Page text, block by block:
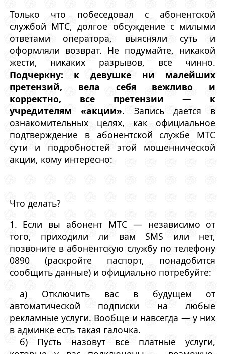
Только что побеседовал с абонентской
службой МТС, долгое обсуждение с милыми
ответами оператора, выясняли суть и
оформляли возврат. Не подумайте, никакой
жести, никаких разрывов, все чинно.
Подчеркну: к девушке ни малейших
претензий, вела себя вежливо и
корректно, все претензии — к
учредителям «акции». Запись дается в
ознакомительных целях, как официальное
подтверждение в абонентской службе МТС
сути и подробностей этой мошеннической
акции, кому интересно:
Что делать?
1. Если вы абонент МТС — независимо от
того, приходили ли вам SMS или нет,
позвоните в абонентскую службу по телефону
0890 (раскройте паспорт, понадобится
сообщить данные) и официально потребуйте:
а) Отключить вас в будущем от
автоматической подписки на любые
рекламные услуги. Вообще и навсегда — у них
в админке есть такая галочка.
б) Пусть назовут все платные услуги,